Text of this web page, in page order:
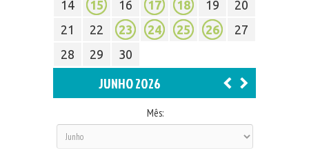
14
15 16 17 18 19
20
21
22 23 24 25 26
27
28
29 30
JUNHO 2026
Mês: